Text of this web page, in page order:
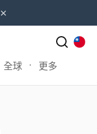
×
全球 更多